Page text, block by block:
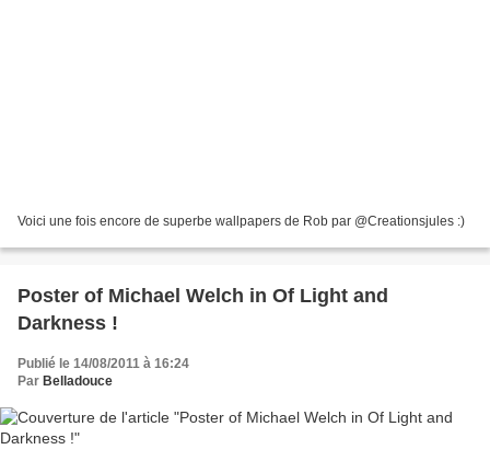
Voici une fois encore de superbe wallpapers de Rob par @Creationsjules :)
Poster of Michael Welch in Of Light and
Darkness !
Publié le 14/08/2011 à 16:24
Par Belladouce